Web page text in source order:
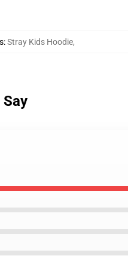
:Stray Kids Hoodie,